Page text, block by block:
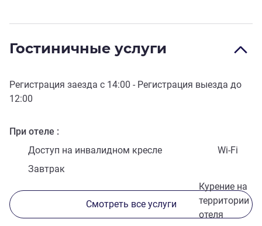
Гостиничные услуги
Регистрация заезда с 14:00 - Регистрация выезда до
12:00
При отеле
Доступ на инвалидном кресле
Wi-Fi
Завтрак
Курение на
территории
отеля
Смотреть все услуги